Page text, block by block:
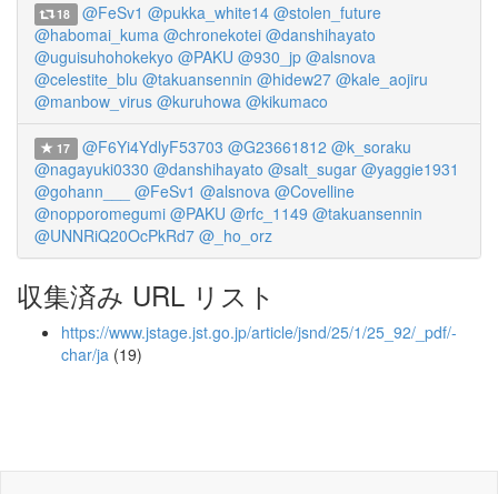
18 @FeSv1 @pukka_white14 @stolen_future
@habomai_kuma @chronekotei @danshihayato
@uguisuhohokekyo @PAKU @930_jp @alsnova
@celestite_blu @takuansennin @hidew27 @kale_aojiru
@manbow_virus @kuruhowa @kikumaco
17 @F6Yi4YdlyF53703 @G23661812 @k_soraku
@nagayuki0330 @danshihayato @salt_sugar @yaggie1931
@gohann___
@FeSv1 @alsnova @Covelline
@nopporomegumi @PAKU @rfc_1149 @takuansennin
@UNNRiQ20OcPkRd7 @_ho_orz
収集済み URL リスト
https://www.jstage.jst.go.jp/article/jsnd/25/1/25_92/_pdf/-
char/ja (19)